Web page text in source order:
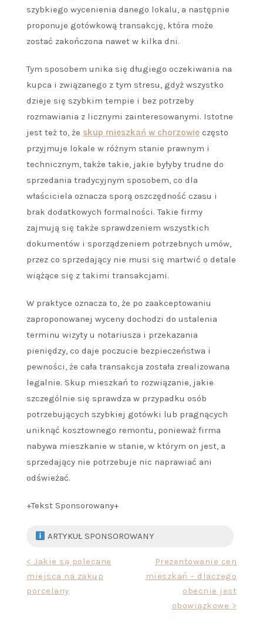
szybkiego wycenienia danego lokalu, a następnie
proponuje gotówkową transakcję, która może
zostać zakończona nawet w kilka dni.
Tym sposobem unika się długiego oczekiwania na
kupca i związanego z tym stresu, gdyż wszystko
dzieje się szybkim tempie i bez potrzeby
rozmawiania z licznymi zainteresowanymi. Istotne
jest też to, że skup mieszkań w chorzowie często
przyjmuje lokale w różnym stanie prawnym i
technicznym, także takie, jakie byłyby trudne do
sprzedania tradycyjnym sposobem, co dla
właściciela oznacza sporą oszczędność czasu i
brak dodatkowych formalności. Takie firmy
zajmują się także sprawdzeniem wszystkich
dokumentów i sporządzeniem potrzebnych umów,
przez co sprzedający nie musi się martwić o detale
wiążące się z takimi transakcjami.
W praktyce oznacza to, że po zaakceptowaniu
zaproponowanej wyceny dochodzi do ustalenia
terminu wizyty u notariusza i przekazania
pieniędzy, co daje poczucie bezpieczeństwa i
pewności, że cała transakcja została zrealizowana
legalnie. Skup mieszkań to rozwiązanie, jakie
szczególnie się sprawdza w przypadku osób
potrzebujących szybkiej gotówki lub pragnących
uniknąć kosztownego remontu, ponieważ firma
nabywa mieszkanie w stanie, w którym on jest, a
sprzedający nie potrzebuje nic naprawiać ani
odświeżać.
+Tekst Sponsorowany+
ARTYKUŁ SPONSOROWANY
Nawigacja
wpisu
< Jakie są polecane
miejsca na zakup
porcelany
Prezentowanie cen
mieszkań – dlaczego
obecnie jest
obowiązkowe >